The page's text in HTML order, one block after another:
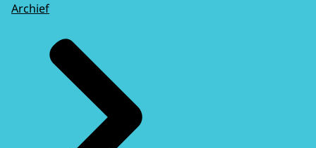
Archief